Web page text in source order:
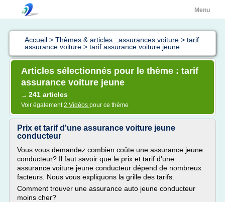
Menu
Accueil > Thèmes & articles : assurances voiture > tarif
assurance voiture > tarif assurance voiture jeune
Articles sélectionnés pour le thème : tarif
assurance voiture jeune
→ 241 articles
Voir également2 Vidéos pour ce thème
Prix et tarif d'une assurance voiture jeune
conducteur
Vous vous demandez combien coûte une assurance jeune
conducteur? Il faut savoir que le prix et tarif d'une
assurance voiture jeune conducteur dépend de nombreux
facteurs. Nous vous expliquons la grille des tarifs.
Comment trouver une assurance auto jeune conducteur
moins cher?